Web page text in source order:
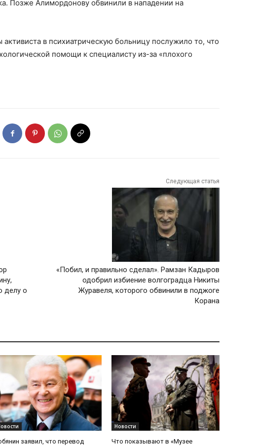
Позже Алимордонову обвинили в нападении на
в психиатрическую больницу послужило то, что
помощи к специалисту из-за «плохого
делу о
Следующая статья
«Побил, и правильно сделал». Рамзан Кадыров
одобрил избиение волгоградца Никиты
Журавеля, которого обвинили в поджоге
Корана
заявил, что перевод
Новости
Что показывают в «Музее